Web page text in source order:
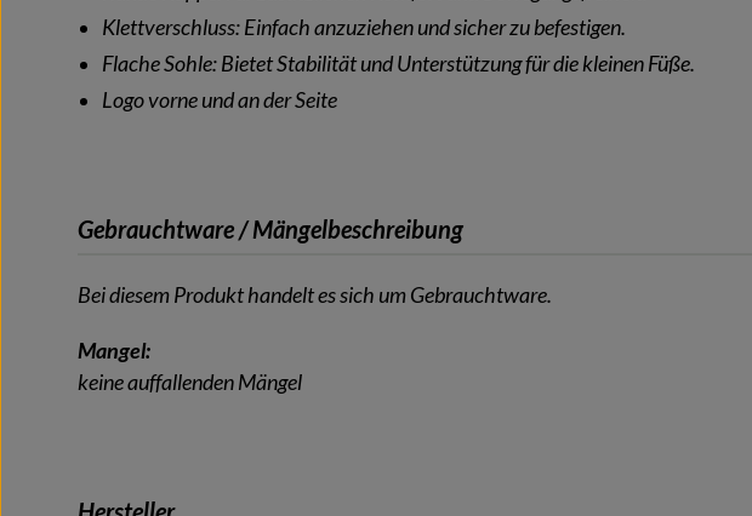
Klettverschluss: Einfach anzuziehen und sicher zu befestigen.
Flache Sohle: Bietet Stabilität und Unterstützung für die kleinen Füße.
Logo vorne und an der Seite
Gebrauchtware / Mängelbeschreibung
Bei diesem Produkt handelt es sich um Gebrauchtware.
Mangel:
keine auffallenden Mängel